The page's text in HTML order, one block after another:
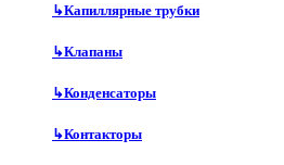
↳Капиллярные трубки
↳Клапаны
↳Конденсаторы
↳Контакторы